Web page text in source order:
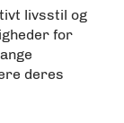
livsstil og
for
deres